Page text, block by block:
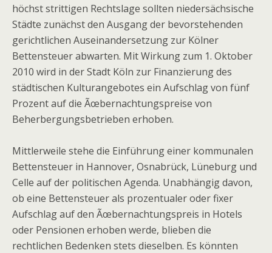
höchst strittigen Rechtslage sollten niedersächsische
Städte zunächst den Ausgang der bevorstehenden
gerichtlichen Auseinandersetzung zur Kölner
Bettensteuer abwarten. Mit Wirkung zum 1. Oktober
2010 wird in der Stadt Köln zur Finanzierung des
städtischen Kulturangebotes ein Aufschlag von fünf
Prozent auf die Ãœbernachtungspreise von
Beherbergungsbetrieben erhoben.
Mittlerweile stehe die Einführung einer kommunalen
Bettensteuer in Hannover, Osnabrück, Lüneburg und
Celle auf der politischen Agenda. Unabhängig davon,
ob eine Bettensteuer als prozentualer oder fixer
Aufschlag auf den Ãœbernachtungspreis in Hotels
oder Pensionen erhoben werde, blieben die
rechtlichen Bedenken stets dieselben. Es könnten